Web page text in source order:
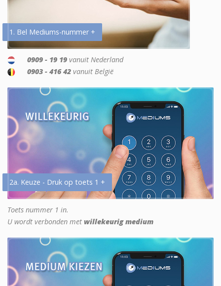
1. Bel Mediums-nummer +
0909 - 19 19 vanuit Nederland
0903 - 416 42 vanuit België
2a. Keuze - Druk op toets 1 +
Toets nummer 1 in.
U wordt verbonden met willekeurig medium